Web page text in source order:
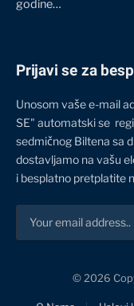
godine…
Prijavi se za
Unosom vaše e-mail
SE" automatski se
sedmičnog Biltena sa
dostavljamo na vašu
i besplatno pretplatite
© 2026